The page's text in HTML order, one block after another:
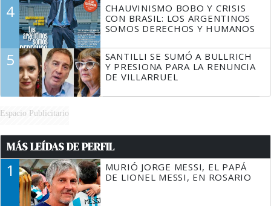
4
CHAUVINISMO BOBO Y CRISIS
CON BRASIL: LOS ARGENTINOS
SOMOS DERECHOS Y HUMANOS
5
SANTILLI SE SUMÓ A BULLRICH
Y PRESIONA PARA LA RENUNCIA
DE VILLARRUEL
Espacio Publicitario
MÁS LEÍDAS DE PERFIL
1
MURIÓ JORGE MESSI, EL PAPÁ
DE LIONEL MESSI, EN ROSARIO